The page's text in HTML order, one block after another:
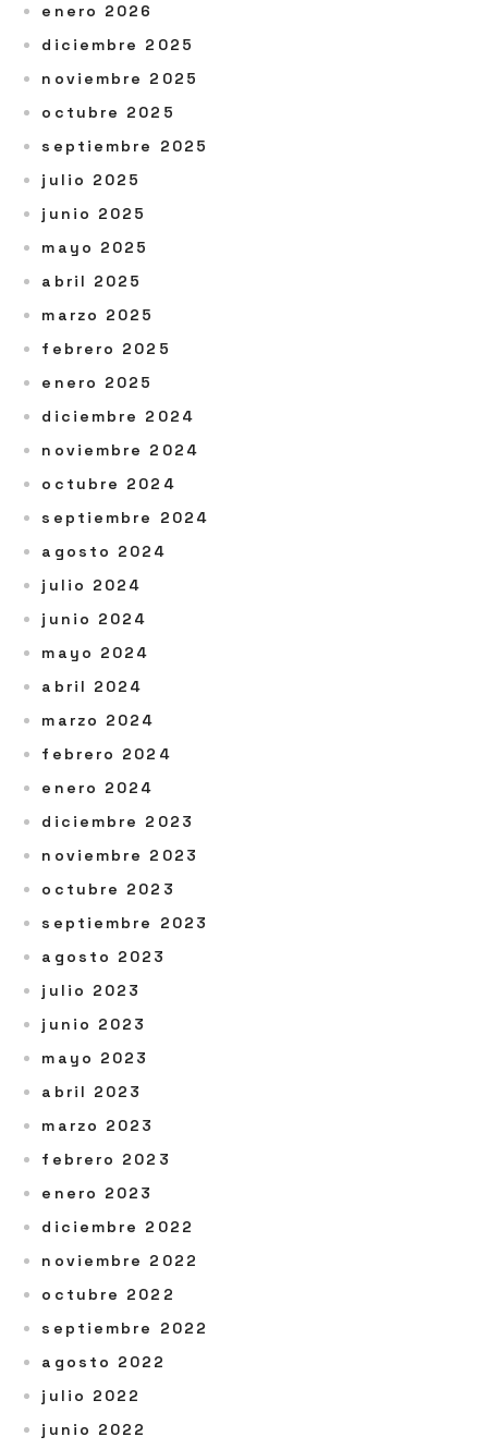
enero 2026
diciembre 2025
noviembre 2025
octubre 2025
septiembre 2025
julio 2025
junio 2025
mayo 2025
abril 2025
marzo 2025
febrero 2025
enero 2025
diciembre 2024
noviembre 2024
octubre 2024
septiembre 2024
agosto 2024
julio 2024
junio 2024
mayo 2024
abril 2024
marzo 2024
febrero 2024
enero 2024
diciembre 2023
noviembre 2023
octubre 2023
septiembre 2023
agosto 2023
julio 2023
junio 2023
mayo 2023
abril 2023
marzo 2023
febrero 2023
enero 2023
diciembre 2022
noviembre 2022
octubre 2022
septiembre 2022
agosto 2022
julio 2022
junio 2022